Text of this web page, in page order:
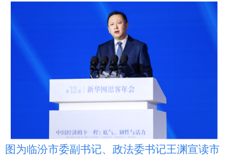
广东 广西 海南 重庆
青海
内蒙古 黑龙江
多语种频道
Español Français
Русский язык 日本語 한국어
图为临汾市委副书记、政法委书记王渊宣读市